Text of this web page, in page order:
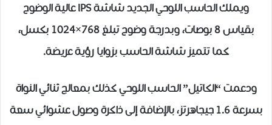
ويملك الحاسب اللوحي الجديد شاشة IPS عالية الوضوح
بقياس 8 بوصات، وبدرجة وضوح تبلغ 768×1024 بكسل،
كما تتميز شاشة الحاسب بزوايا رؤية عريضة.
ودعمت “الكاتيل” الحاسب اللوحي كذلك بمعالج ثنائي النواة
بسرعة 1.6 جيجاهرتز، بالإضافة إلى ذاكرة وصول عشوائي سعة